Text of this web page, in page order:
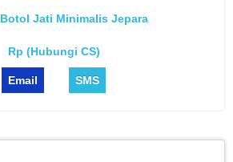
Jati Minimalis Jepara
Rp (Hubungi CS)
Email SMS